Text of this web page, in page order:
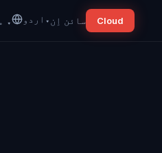
▾ اردو ▾ سائن اِن Cloud